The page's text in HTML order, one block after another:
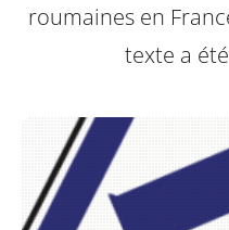
roumaines en
texte a